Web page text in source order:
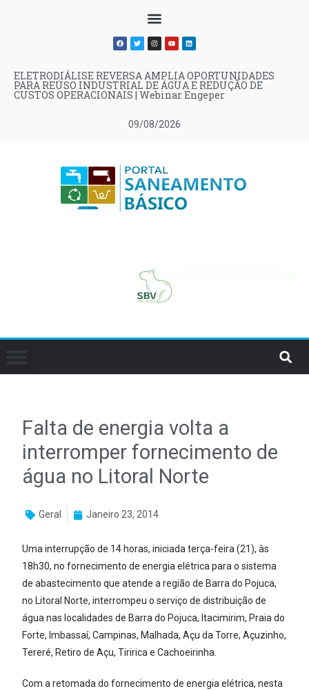
09/08/2026
ELETRODIÁLISE REVERSA AMPLIA OPORTUNIDADES
PARA REÚSO INDUSTRIAL DE ÁGUA E REDUÇÃO DE
CUSTOS OPERACIONAIS | Webinar Engeper
Falta de energia volta a
interromper fornecimento de
água no Litoral Norte
Geral Janeiro 23, 2014
Uma interrupção de 14 horas, iniciada terça-feira (21), às
18h30, no fornecimento de energia elétrica para o sistema
de abastecimento que atende a região de Barra do Pojuca,
no Litoral Norte, interrompeu o serviço de distribuição de
água nas localidades de Barra do Pojuca, Itacimirim, Praia do
Forte, Imbassaí, Campinas, Malhada, Açu da Torre, Açuzinho,
Tereré, Retiro de Açu, Tiririca e Cachoeirinha.
Com a retomada do fornecimento de energia elétrica, nesta